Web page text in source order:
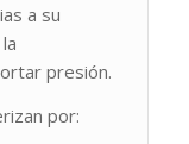
a su
presión.
por: